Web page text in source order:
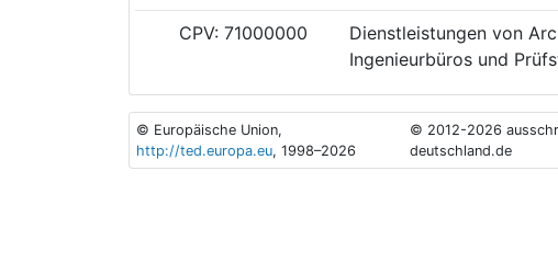
CPV: 71000000
Dienstleistungen von
Ingenieurbüros und
© Europäische Union,
http://ted.europa.eu, 1998–2026
© 2012-2026
deutschland.de